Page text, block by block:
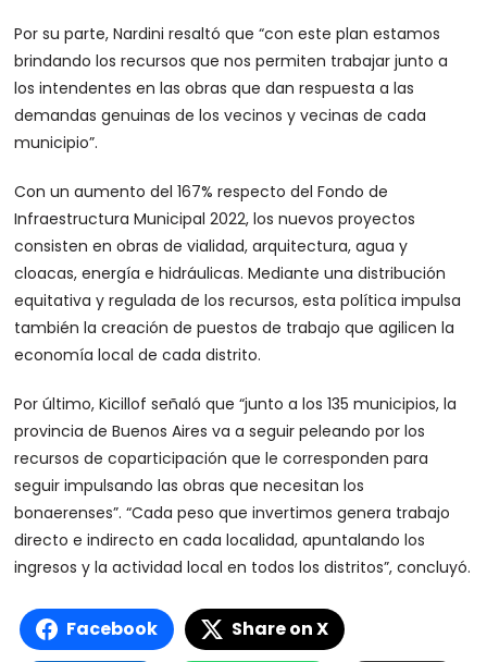
Por su parte, Nardini resaltó que “con este plan estamos
brindando los recursos que nos permiten trabajar junto a
los intendentes en las obras que dan respuesta a las
demandas genuinas de los vecinos y vecinas de cada
municipio”.
Con un aumento del 167% respecto del Fondo de
Infraestructura Municipal 2022, los nuevos proyectos
consisten en obras de vialidad, arquitectura, agua y
cloacas, energía e hidráulicas. Mediante una distribución
equitativa y regulada de los recursos, esta política impulsa
también la creación de puestos de trabajo que agilicen la
economía local de cada distrito.
Por último, Kicillof señaló que “junto a los 135 municipios, la
provincia de Buenos Aires va a seguir peleando por los
recursos de coparticipación que le corresponden para
seguir impulsando las obras que necesitan los
bonaerenses”. “Cada peso que invertimos genera trabajo
directo e indirecto en cada localidad, apuntalando los
ingresos y la actividad local en todos los distritos”, concluyó.
Facebook Share on X